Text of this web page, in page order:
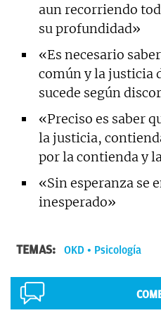
aun recorriendo
su profundidad»
«Es necesario
común y la justicia
sucede según
«Preciso es saber
la justicia,
por la contienda y
«Sin esperanza se
inesperado»
TEMAS: OKD Psicología